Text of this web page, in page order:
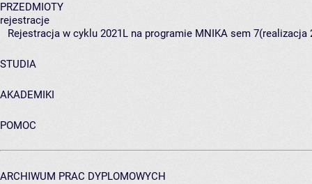
PRZEDMIOTY
rejestracje
Rejestracja w cyklu 2021L na programie MNIKA sem 7(realizacja
STUDIA
AKADEMIKI
POMOC
ARCHIWUM PRAC DYPLOMOWYCH